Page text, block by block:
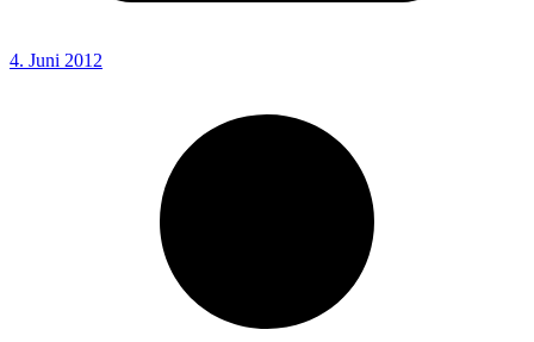
4. Juni 2012